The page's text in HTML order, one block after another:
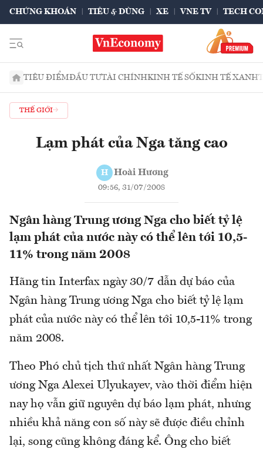
CHỨNG KHOÁN TIÊU & DÙNG XE VNE TV TECH
TIÊU ĐIỂMĐẦU TƯTÀI CHÍNHKINH TẾ SỐKINH TẾ XANH
THẾ GIỚI
Lạm phát của Nga tăng cao
H Hoài Hương
09:56, 31/07/2008
Ngân hàng Trung ương Nga cho biết tỷ lệ
lạm phát của nước này có thể lên tới 10,5-
11% trong năm 2008
Hãng tin Interfax ngày 30/7 dẫn dự báo của
Ngân hàng Trung ương Nga cho biết tỷ lệ lạm
phát của nước này có thể lên tới 10,5-11% trong
năm 2008.
Theo Phó chủ tịch thứ nhất Ngân hàng Trung
ương Nga Alexei Ulyukayev, vào thời điểm hiện
nay họ vẫn giữ nguyên dự báo lạm phát, nhưng
nhiều khả năng con số này sẽ được điều chỉnh
lại, song cũng không đáng kể. Ông cho biết